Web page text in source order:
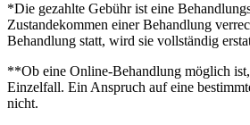
*Die gezahlte Gebühr ist eine
Zustandekommen einer Behandlung
Behandlung statt, wird sie vollständig
**Ob eine Online-Behandlung möglich
Einzelfall. Ein Anspruch auf eine
nicht.